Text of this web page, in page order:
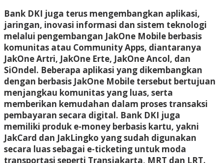
Bank DKI juga terus mengembangkan aplikasi,
jaringan, inovasi informasi dan sistem teknologi
melalui pengembangan JakOne Mobile berbasis
komunitas atau Community Apps, diantaranya
JakOne Artri, JakOne Erte, JakOne Ancol, dan
SiOndel. Beberapa aplikasi yang dikembangkan
dengan berbasis JakOne Mobile tersebut bertujuan
menjangkau komunitas yang luas, serta
memberikan kemudahan dalam proses transaksi
pembayaran secara digital. Bank DKI juga
memiliki produk e-money berbasis kartu, yakni
JakCard dan JakLingko yang sudah digunakan
secara luas sebagai e-ticketing untuk moda
transportasi seperti Transjakarta, MRT dan LRT.